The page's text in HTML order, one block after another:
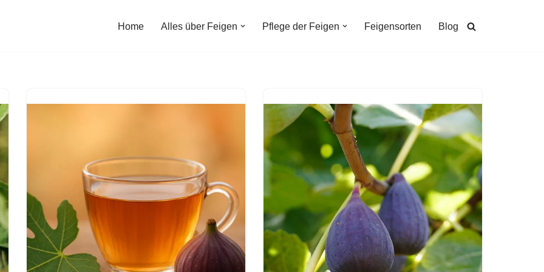
Home Alles über Feigen Pflege der Feigen Feigensorten Blog